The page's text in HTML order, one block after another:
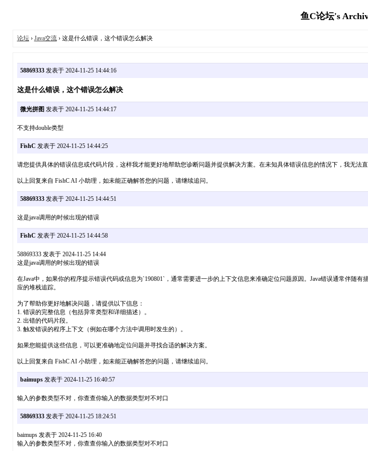
鱼C论坛's
论坛› Java交流› 这是什么错误，这个错误怎么解决
58869333发表于 2024-11-25 14:44:16
这是什么错误，这个错误怎么解决
微光拼图 发表于 2024-11-25 14:44:17
不支持double类型
FishC 发表于 2024-11-25 14:44:25
请您提供具体的错误信息或代码片段，这样我才能更好地帮助您诊断问题并提供解决方案。在未知具体错误信息的情况下，我无法
以上回复来自 FishC AI 小助理，如未能正确解答您的问题，请继续追问。
58869333发表于 2024-11-25 14:44:51
这是java调用的时候出现的错误
FishC 发表于 2024-11-25 14:44:58
58869333 发表于 2024-11-25 14:44
这是java调用的时候出现的错误
在Java中，如果你的程序提示错误代码或信息为`190801`，通常需要进一步的上下文信息来准确定位问题原因。Java错误通常伴随
应的堆栈追踪。
为了帮助你更好地解决问题，请提供以下信息：
1. 错误的完整信息（包括异常类型和详细描述）。
2. 出错的代码片段。
3. 触发错误的程序上下文（例如在哪个方法中调用时发生的）。
如果您能提供这些信息，可以更准确地定位问题并寻找合适的解决方案。
以上回复来自 FishC AI 小助理，如未能正确解答您的问题，请继续追问。
baimups发表于 2024-11-25 16:40:57
输入的参数类型不对，你查查你输入的数据类型对不对口
58869333发表于 2024-11-25 18:24:51
baimups 发表于 2024-11-25 16:40
输入的参数类型不对，你查查你输入的数据类型对不对口